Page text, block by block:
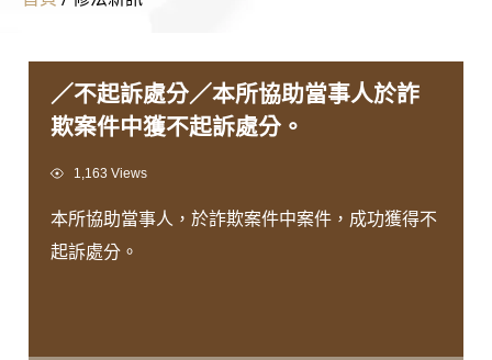
／不起訴處分／本所協助當事人於詐
欺案件中獲不起訴處分。
Views1,163 Views
本所協助當事人，於詐欺案件中案件，成功獲得不
起訴處分。